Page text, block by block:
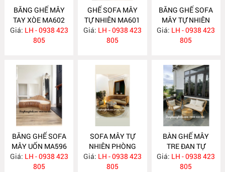
BĂNG GHẾ MÂY
TAY XÒE MA602
Giá: LH - 0938 423
805
GHẾ SOFA MÂY
TỰ NHIÊN MA601
Giá: LH - 0938 423
805
BĂNG GHẾ SOFA
MÂY TỰ NHIÊN
MA597
Giá: LH - 0938 423
805
BĂNG GHẾ SOFA
MÂY UỐN MA596
Giá: LH - 0938 423
805
SOFA MÂY TỰ
NHIÊN PHÒNG
KHÁCH MA588
Giá: LH - 0938 423
805
BÀN GHẾ MÂY
TRE ĐAN TỰ
NHIÊN MA587
Giá: LH - 0938 423
805